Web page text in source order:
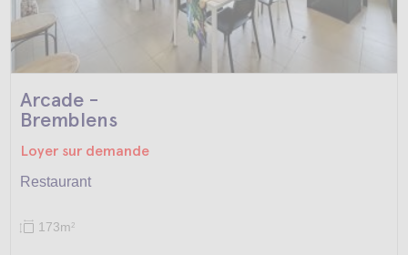
Arcade -
Bremblens
Loyer sur demande
Restaurant
173m2